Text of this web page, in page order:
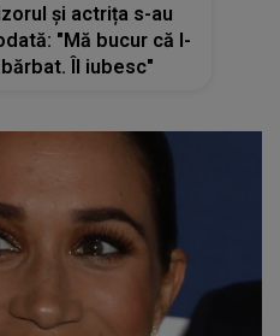
și actrița s-au
"Mă bucur că l-
Îl iubesc"